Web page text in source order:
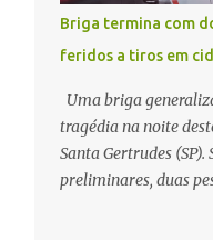
procedimentos que
Dias depois, o
documento em PDF
comunicação oficial
financeira. Na
por telefone e
orientando a vítima a
Briga termina com
feridos a tiros em
Uma briga
tragédia na noite
Santa Gertrudes
preliminares, duas